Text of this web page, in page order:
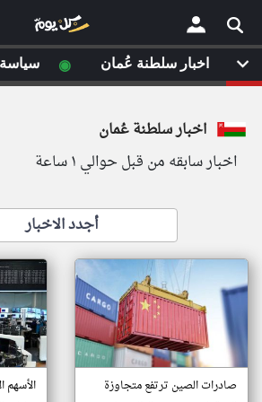
أخر أخبار
من
شروط
سياسة
مصادر
أقترح
× اخبار سلطنة عُمان
اخبار سابقه من قبل حوالي ١ ساعة
أجدد الاخبار
صادرات الصين ترتفع متجاوزة
الأسهم
اخبار سلطنة عُمان ◉ سياسة
لم تقم